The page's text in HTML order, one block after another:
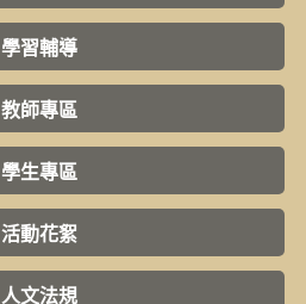
學習輔導
教師專區
學生專區
活動花絮
人文法規